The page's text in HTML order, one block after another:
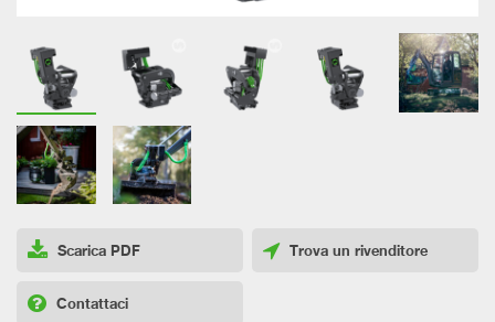
Scarica PDF Trova un rivenditore
Contattaci